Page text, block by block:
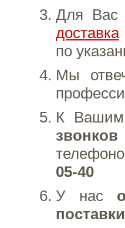
Для Вас
доставка
по
Мы
К Вашим
звонков
05-40
У нас
поставки